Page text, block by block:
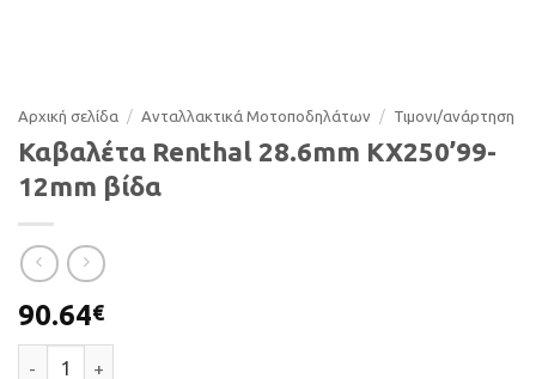
Αρχική σελίδα / Ανταλλακτικά Μοτοποδηλάτων / Τιµονι/ανάρτηση
Καβαλέτα Renthal 28.6mm KX250’99-
12mm βίδα
90.64€